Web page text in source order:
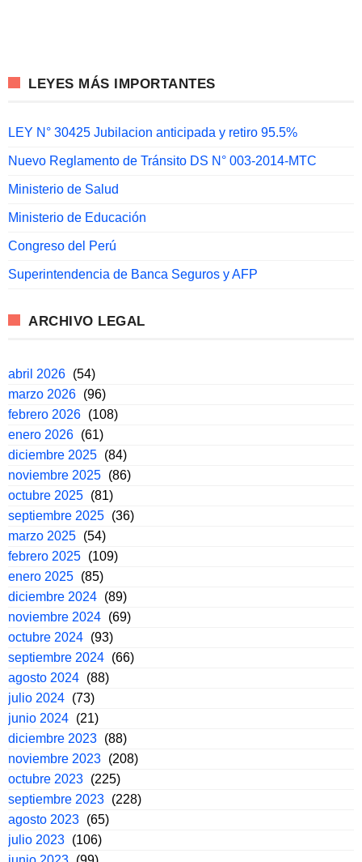
LEYES MÁS IMPORTANTES
LEY N° 30425 Jubilacion anticipada y retiro 95.5%
Nuevo Reglamento de Tránsito DS N° 003-2014-MTC
Ministerio de Salud
Ministerio de Educación
Congreso del Perú
Superintendencia de Banca Seguros y AFP
ARCHIVO LEGAL
abril 2026 (54)
marzo 2026 (96)
febrero 2026 (108)
enero 2026 (61)
diciembre 2025 (84)
noviembre 2025 (86)
octubre 2025 (81)
septiembre 2025 (36)
marzo 2025 (54)
febrero 2025 (109)
enero 2025 (85)
diciembre 2024 (89)
noviembre 2024 (69)
octubre 2024 (93)
septiembre 2024 (66)
agosto 2024 (88)
julio 2024 (73)
junio 2024 (21)
diciembre 2023 (88)
noviembre 2023 (208)
octubre 2023 (225)
septiembre 2023 (228)
agosto 2023 (65)
julio 2023 (106)